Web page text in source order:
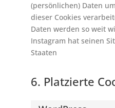
(persönlichen) Daten
dieser Cookies
Daten werden so weit
Instagram hat seinen
Staaten
6. Platzierte